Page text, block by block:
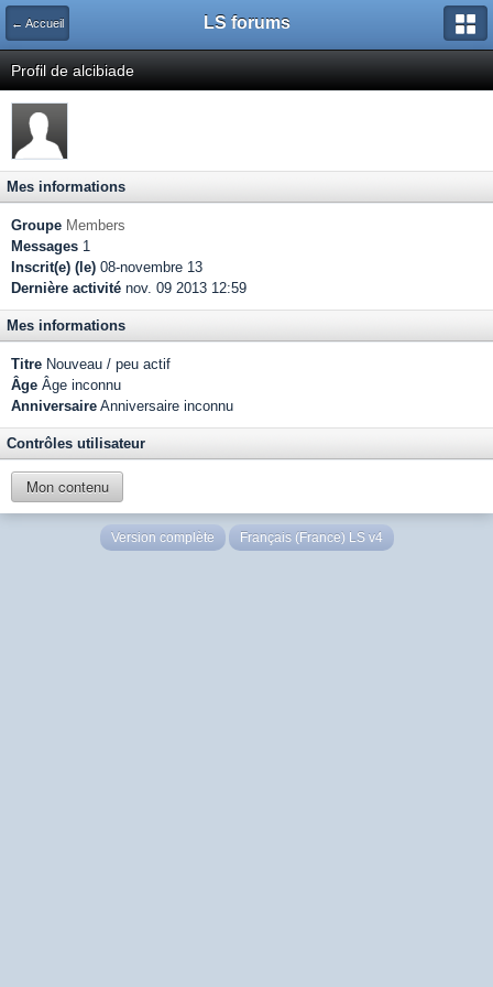
← Accueil LS forums
Profil de alcibiade
Mes informations
Groupe Members
Messages 1
Inscrit(e) (le) 08-novembre 13
Dernière activité nov. 09 2013 12:59
Mes informations
Titre Nouveau / peu actif
Âge Âge inconnu
Anniversaire Anniversaire inconnu
Contrôles utilisateur
Mon contenu
Version complète Français (France) LS v4